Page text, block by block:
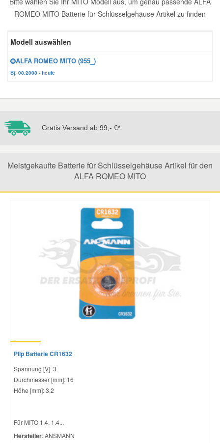
ROMEO MITO Batterie für Schlüsselgehäuse Artikel zu finden
Modell auswählen
ALFA ROMEO MITO (955_)
Bj. 08.2008 - heute
Gratis Versand ab 99,- €*
Meistgekaufte Batterie für Schlüsselgehäuse Artikel für den
ALFA ROMEO MITO
Plip Batterie CR1632
Spannung [V]: 3
Durchmesser [mm]: 16
Höhe [mm]: 3,2
Für MITO 1.4, 1.4...
Hersteller: ANSMANN
Reparatur-Zubehör
Karosserie Werkzeug
Schlüsselgehäuse
Werkstattbedarf
Winter-Autozubehör
Daewoo Ersatzteile
Daihatsu Ersatzteile
Dodge Ersatzteile
Honda Ersatzteile
Hyundai Ersatzteile
Lancia Ersatzteile
Mazda Ersatzteile
Mercedes Ersatzteile
Mini Ersatzteile
Nissan Ersatzteile
Porsche Ersatzteile
Skoda Ersatzteile